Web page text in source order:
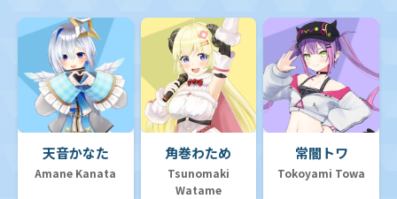
天音かなた
Amane Kanata
角巻わため
Tsunomaki
Watame
常闇トワ
Tokoyami Towa